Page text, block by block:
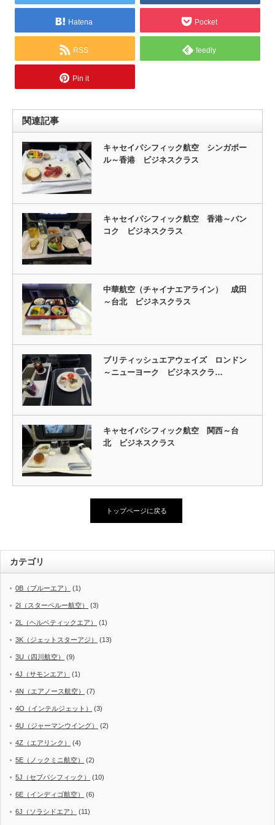
Hatena Pocket
RSS feedly
Pin it
関連記事
キャセイパシフィック航空 シンガポー
ル～香港 ビジネスクラス
キャセイパシフィック航空 香港～バン
コク ビジネスクラス
中華航空（チャイナエアライン） 成田
～台北 ビジネスクラス
ブリティッシュエアウェイズ ロンドン
～ニューヨーク ビジネスクラ…
キャセイパシフィック航空 関西～台
北 ビジネスクラス
トップページに戻る
カテゴリ
0B（ブルーエア） (1)
2I（スターペルー航空） (3)
2L（ヘルベティックエア） (1)
3K（ジェットスターアジ） (13)
3U（四川航空） (9)
4J（サモンエア） (1)
4N（エアノース航空） (7)
4O（インテルジェット） (3)
4U（ジャーマンウイング） (2)
4Z（エアリンク） (4)
5E（ノックミニ航空） (2)
5J（セブパシフィック） (10)
6E（インディゴ航空） (6)
6J（ソラシドエア） (11)